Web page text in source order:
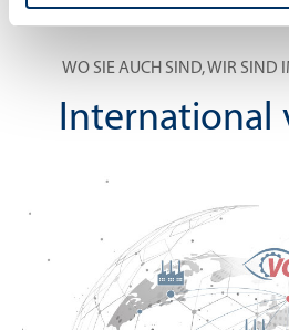
WO SIE AUCH SIND, WIR SIND
International